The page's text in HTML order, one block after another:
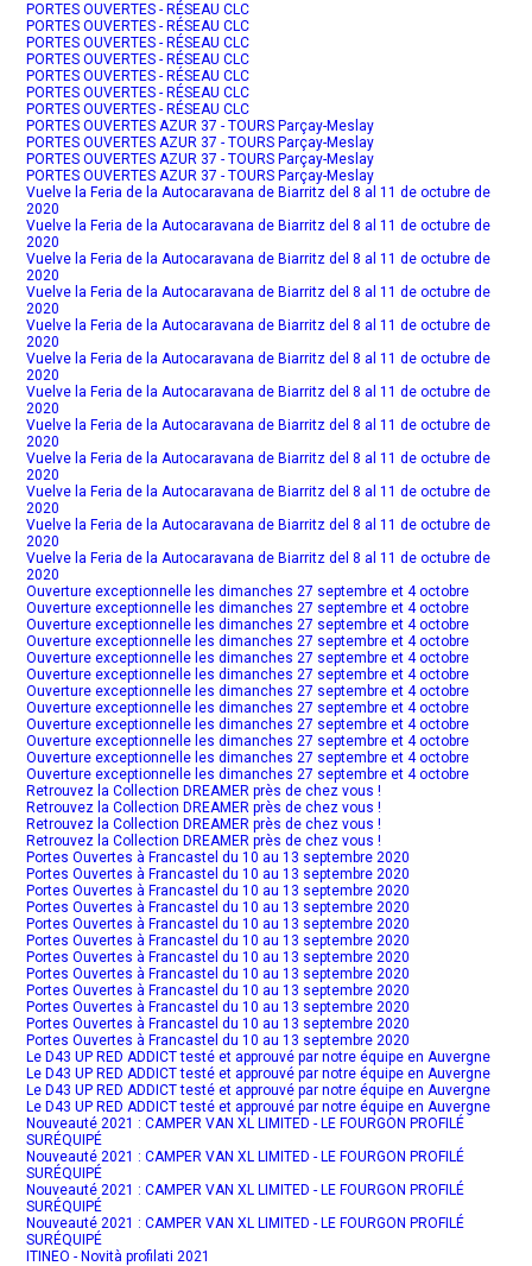
PORTES OUVERTES - RÉSEAU CLC
PORTES OUVERTES - RÉSEAU CLC
PORTES OUVERTES - RÉSEAU CLC
PORTES OUVERTES - RÉSEAU CLC
PORTES OUVERTES - RÉSEAU CLC
PORTES OUVERTES - RÉSEAU CLC
PORTES OUVERTES - RÉSEAU CLC
PORTES OUVERTES AZUR 37 - TOURS Parçay-Meslay
PORTES OUVERTES AZUR 37 - TOURS Parçay-Meslay
PORTES OUVERTES AZUR 37 - TOURS Parçay-Meslay
PORTES OUVERTES AZUR 37 - TOURS Parçay-Meslay
Vuelve la Feria de la Autocaravana de Biarritz del 8 al 11 de octubre de
2020
Vuelve la Feria de la Autocaravana de Biarritz del 8 al 11 de octubre de
2020
Vuelve la Feria de la Autocaravana de Biarritz del 8 al 11 de octubre de
2020
Vuelve la Feria de la Autocaravana de Biarritz del 8 al 11 de octubre de
2020
Vuelve la Feria de la Autocaravana de Biarritz del 8 al 11 de octubre de
2020
Vuelve la Feria de la Autocaravana de Biarritz del 8 al 11 de octubre de
2020
Vuelve la Feria de la Autocaravana de Biarritz del 8 al 11 de octubre de
2020
Vuelve la Feria de la Autocaravana de Biarritz del 8 al 11 de octubre de
2020
Vuelve la Feria de la Autocaravana de Biarritz del 8 al 11 de octubre de
2020
Vuelve la Feria de la Autocaravana de Biarritz del 8 al 11 de octubre de
2020
Vuelve la Feria de la Autocaravana de Biarritz del 8 al 11 de octubre de
2020
Vuelve la Feria de la Autocaravana de Biarritz del 8 al 11 de octubre de
2020
Ouverture exceptionnelle les dimanches 27 septembre et 4 octobre
Ouverture exceptionnelle les dimanches 27 septembre et 4 octobre
Ouverture exceptionnelle les dimanches 27 septembre et 4 octobre
Ouverture exceptionnelle les dimanches 27 septembre et 4 octobre
Ouverture exceptionnelle les dimanches 27 septembre et 4 octobre
Ouverture exceptionnelle les dimanches 27 septembre et 4 octobre
Ouverture exceptionnelle les dimanches 27 septembre et 4 octobre
Ouverture exceptionnelle les dimanches 27 septembre et 4 octobre
Ouverture exceptionnelle les dimanches 27 septembre et 4 octobre
Ouverture exceptionnelle les dimanches 27 septembre et 4 octobre
Ouverture exceptionnelle les dimanches 27 septembre et 4 octobre
Ouverture exceptionnelle les dimanches 27 septembre et 4 octobre
Retrouvez la Collection DREAMER près de chez vous !
Retrouvez la Collection DREAMER près de chez vous !
Retrouvez la Collection DREAMER près de chez vous !
Retrouvez la Collection DREAMER près de chez vous !
Portes Ouvertes à Francastel du 10 au 13 septembre 2020
Portes Ouvertes à Francastel du 10 au 13 septembre 2020
Portes Ouvertes à Francastel du 10 au 13 septembre 2020
Portes Ouvertes à Francastel du 10 au 13 septembre 2020
Portes Ouvertes à Francastel du 10 au 13 septembre 2020
Portes Ouvertes à Francastel du 10 au 13 septembre 2020
Portes Ouvertes à Francastel du 10 au 13 septembre 2020
Portes Ouvertes à Francastel du 10 au 13 septembre 2020
Portes Ouvertes à Francastel du 10 au 13 septembre 2020
Portes Ouvertes à Francastel du 10 au 13 septembre 2020
Portes Ouvertes à Francastel du 10 au 13 septembre 2020
Portes Ouvertes à Francastel du 10 au 13 septembre 2020
Le D43 UP RED ADDICT testé et approuvé par notre équipe en Auvergne
Le D43 UP RED ADDICT testé et approuvé par notre équipe en Auvergne
Le D43 UP RED ADDICT testé et approuvé par notre équipe en Auvergne
Le D43 UP RED ADDICT testé et approuvé par notre équipe en Auvergne
Nouveauté 2021 : CAMPER VAN XL LIMITED - LE FOURGON PROFILÉ
SURÉQUIPÉ
Nouveauté 2021 : CAMPER VAN XL LIMITED - LE FOURGON PROFILÉ
SURÉQUIPÉ
Nouveauté 2021 : CAMPER VAN XL LIMITED - LE FOURGON PROFILÉ
SURÉQUIPÉ
Nouveauté 2021 : CAMPER VAN XL LIMITED - LE FOURGON PROFILÉ
SURÉQUIPÉ
ITINEO - Novità profilati 2021